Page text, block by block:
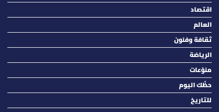
اقتصاد
العالم
ثقافة وفنون
الرياضة
منوّعات
حظّك اليوم
للتاريخ